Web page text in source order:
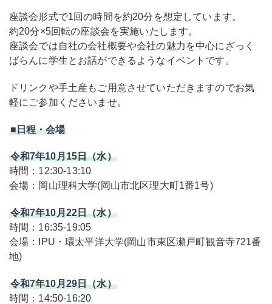
座談会形式で1回の時間を約20分を想定しています。
約20分×5回転の座談会を実施いたします。
座談会では自社の会社概要や会社の魅力を中心にざっく
ばらんに学生とお話ができるようなイベントです。
ドリンクや手土産もご用意させていただきますのでお気
軽にご参加くださいませ。
■日程・会場
令和7年10月15日（水）
時間：12:30-13:10
会場：岡山理科大学(岡山市北区理大町1番1号)
令和7年10月22日（水）
時間：16:35-19:05
会場：IPU・環太平洋大学(岡山市東区瀬戸町観音寺721番
地)
令和7年10月29日（水）
時間：14:50-16:20